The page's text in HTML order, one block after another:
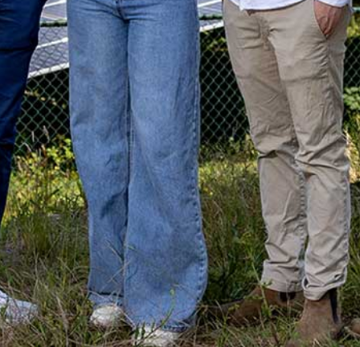
UW VERHAAL
DE MEERWAARDE
KETENAANPAK
UW NETWERK
WERKWIJZE
UW PROJECT
CONTACT